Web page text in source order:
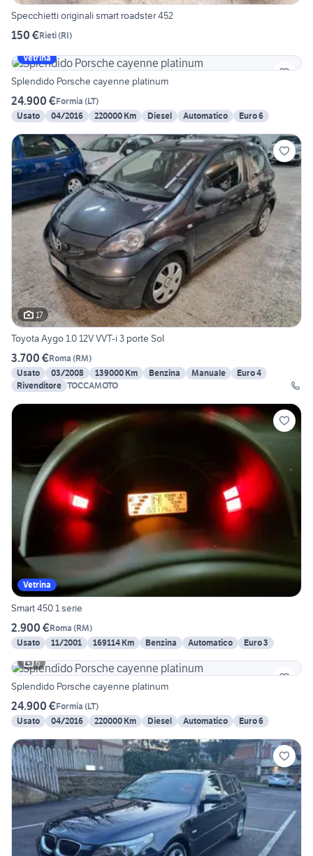
Specchietti originali smart roadster 452
150 €Rieti(RI)
Vetrina
Splendido Porsche cayenne platinum
24.900 €Formia (LT)
Usato
04/2016 220000 Km Diesel Automatico Euro 6
17
Toyota Aygo 1.0 12V VVT-i 3 porte Sol
3.700 €Roma (RM)
Usato
03/2008 139000 Km Benzina Manuale
Euro 4
Rivenditore TOCCAMOTO
Vetrina
Smart 450 1 serie
2.900 €Roma (RM)
Usato
11/2001 169114 Km Benzina Automatico
Euro 3
6
Splendido Porsche cayenne platinum
24.900 €Formia (LT)
Usato
04/2016 220000 Km Diesel Automatico Euro 6